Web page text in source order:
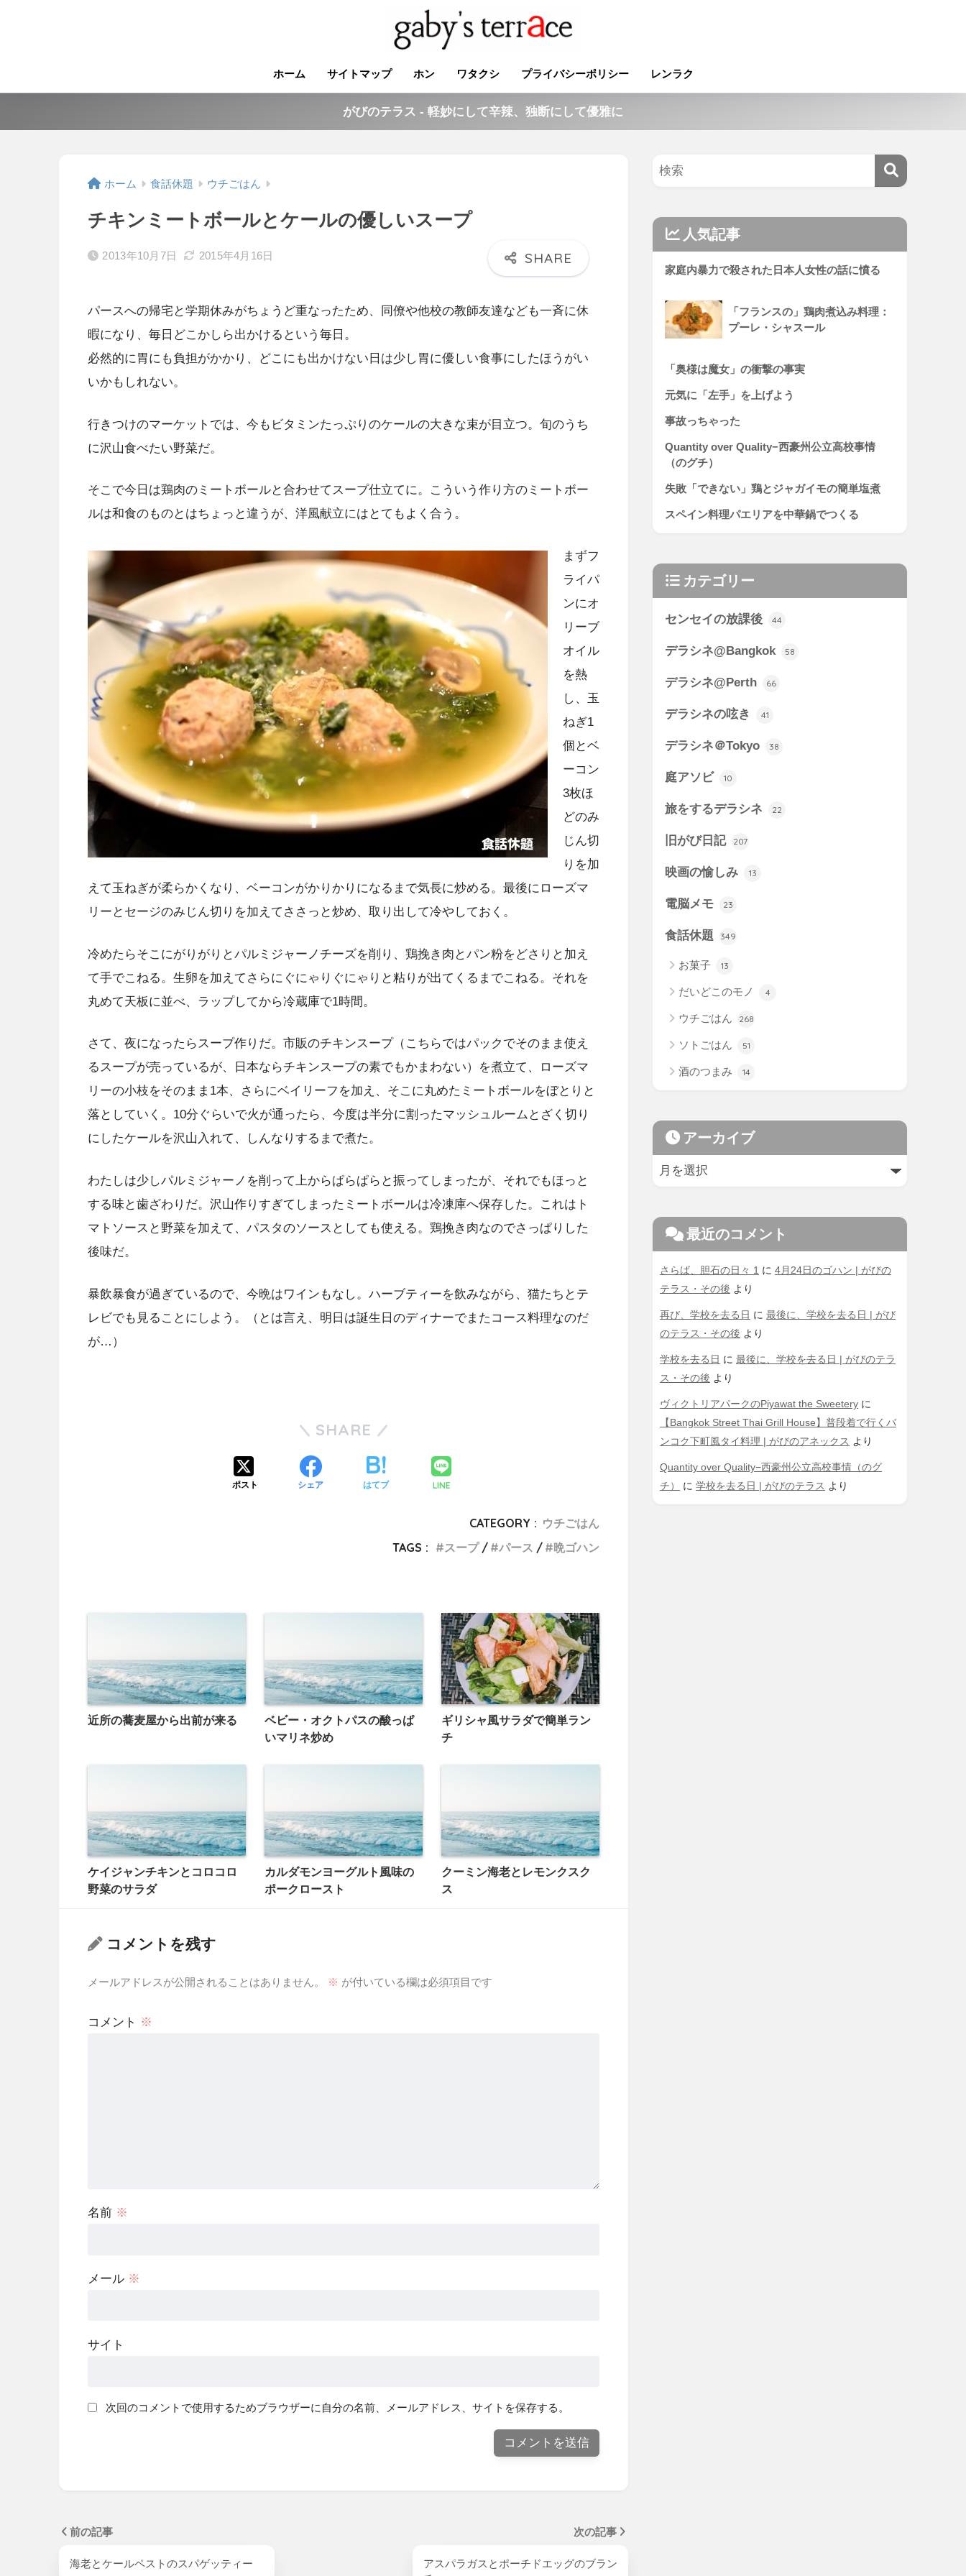
ホーム サイトマップ ホン ワタクシ プライバシーポリシー レンラク
がびのテラス - 軽妙にして辛辣、独断にして優雅に
ホーム 食話休題 ウチごはん
チキンミートボールとケールの優しいスープ
2013年10月7日 2015年4月16日
パースへの帰宅と学期休みがちょうど重なったため、同僚や他校の教師友達なども一斉に休
暇になり、毎日どこかしら出かけるという毎日。
必然的に胃にも負担がかかり、どこにも出かけない日は少し胃に優しい食事にしたほうがい
いかもしれない。
行きつけのマーケットでは、今もビタミンたっぷりのケールの大きな束が目立つ。旬のうち
に沢山食べたい野菜だ。
そこで今日は鶏肉のミートボールと合わせてスープ仕立てに。こういう作り方のミートボー
ルは和食のものとはちょっと違うが、洋風献立にはとてもよく合う。
まずフ
ライパ
ンにオ
リーブ
オイル
を熱
し、玉
ねぎ1
個とベ
ーコン
3枚ほ
どのみ
じん切
りを加
えて玉ねぎが柔らかくなり、ベーコンがかりかりになるまで気長に炒める。最後にローズマ
リーとセージのみじん切りを加えてささっと炒め、取り出して冷やしておく。
冷めたらそこにがりがりとパルミジャーノチーズを削り、鶏挽き肉とパン粉をどさりと加え
て手でこねる。生卵を加えてさらにぐにゃりぐにゃりと粘りが出てくるまでこねる。それを
丸めて天板に並べ、ラップしてから冷蔵庫で1時間。
さて、夜になったらスープ作りだ。市販のチキンスープ（こちらではパックでそのまま使え
るスープが売っているが、日本ならチキンスープの素でもかまわない）を煮立て、ローズマ
リーの小枝をそのまま1本、さらにベイリーフを加え、そこに丸めたミートボールをぼとりと
落としていく。10分ぐらいで火が通ったら、今度は半分に割ったマッシュルームとざく切り
にしたケールを沢山入れて、しんなりするまで煮た。
わたしは少しパルミジャーノを削って上からぱらぱらと振ってしまったが、それでもほっと
する味と歯ざわりだ。沢山作りすぎてしまったミートボールは冷凍庫へ保存した。これはト
マトソースと野菜を加えて、パスタのソースとしても使える。鶏挽き肉なのでさっぱりした
後味だ。
暴飲暴食が過ぎているので、今晩はワインもなし。ハーブティーを飲みながら、猫たちとテ
レビでも見ることにしよう。（とは言え、明日は誕生日のディナーでまたコース料理なのだ
が…）
SHARE
ポスト シェア はてブ LINE
CATEGORY : ウチごはん
TAGS :
スープ パース 晩ゴハン
近所の蕎麦屋から出前が来る
ベビー・オクトパスの酸っぱ
いマリネ炒め
ギリシャ風サラダで簡単ラン
チ
ケイジャンチキンとコロコロ
野菜のサラダ
カルダモンヨーグルト風味の
ポークロースト
クーミン海老とレモンクスク
ス
コメントを残す
メールアドレスが公開されることはありません。 ※ が付いている欄は必須項目です
コメント ※
名前 ※
メール ※
サイト
次回のコメントで使用するためブラウザーに自分の名前、メールアドレス、サイトを保存する。
前の記事
海老とケールペストのスパゲッティー
次の記事
アスパラガスとポーチドエッグのブラン
人気記事
家庭内暴力で殺された日本人女性の話に憤る
「フランスの」鶏肉煮込み料理：
プーレ・シャスール
「奥様は魔女」の衝撃の事実
元気に「左手」を上げよう
事故っちゃった
Quantity over Quality−西豪州公立高校事情
（のグチ）
失敗「できない」鶏とジャガイモの簡単塩煮
スペイン料理パエリアを中華鍋でつくる
カテゴリー
センセイの放課後 44
デラシネ@Bangkok 58
デラシネ@Perth 66
デラシネの呟き 41
デラシネ＠Tokyo 38
庭アソビ 10
旅をするデラシネ 22
旧がび日記 207
映画の愉しみ 13
電脳メモ 23
食話休題 349
お菓子 13
だいどこのモノ 4
ウチごはん 268
ソトごはん 51
酒のつまみ 14
アーカイブ
最近のコメント
さらば、胆石の日々 1 に 4月24日のゴハン | がびの
テラス・その後 より
再び、学校を去る日 に 最後に、学校を去る日 | がび
のテラス・その後 より
学校を去る日 に 最後に、学校を去る日 | がびのテラ
ス・その後 より
ヴィクトリアパークのPiyawat the Sweetery に
【Bangkok Street Thai Grill House】普段着で行くバ
ンコク下町風タイ料理 | がびのアネックス より
Quantity over Quality−西豪州公立高校事情（のグ
チ）
に 学校を去る日 | がびのテラス より